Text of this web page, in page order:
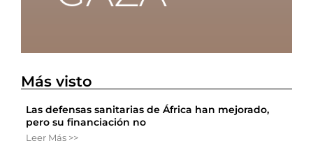
Más visto
Las defensas sanitarias de África han mejorado,
pero su financiación no
Leer Más >>